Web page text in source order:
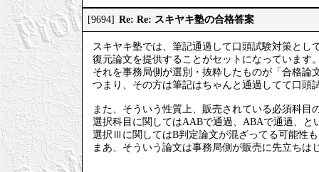
[9694] Re: Re: スキヤキ塾の合格答案
スキヤキ塾では、筆記通過して口頭試験対策とし
復元論文を提供することがセットになっています
それを事務局側が選別・抜粋したものが「合格論
つまり、その方は筆記はちゃんと通過してて口頭
また、そういう性質上、販売されている必須科
選択科目に関してはAABで通過、ABAで通過、と
選択Ⅲに関してはB判定論文が混ざってる可能性
まあ、そういう論文は事務局側が販売に先立ち